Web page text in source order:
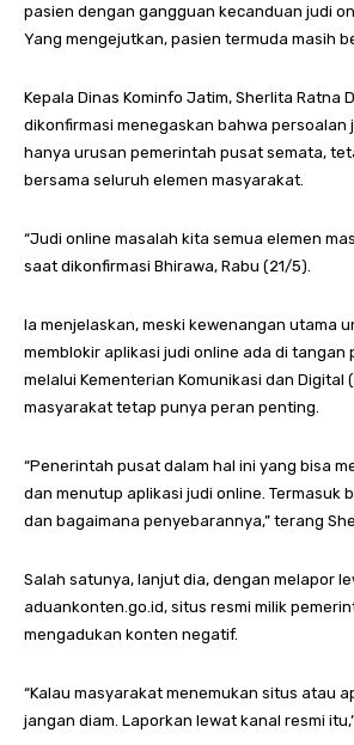
pasien dengan gangguan kecanduan judi
Yang mengejutkan, pasien termuda masih
Kepala Dinas Kominfo Jatim, Sherlita Ratna
dikonfirmasi menegaskan bahwa persoalan
hanya urusan pemerintah pusat semata,
bersama seluruh elemen masyarakat.
“Judi online masalah kita semua elemen
saat dikonfirmasi Bhirawa, Rabu (21/5).
Ia menjelaskan, meski kewenangan utama
memblokir aplikasi judi online ada di tangan
melalui Kementerian Komunikasi dan Digital
masyarakat tetap punya peran penting.
“Penerintah pusat dalam hal ini yang bisa
dan menutup aplikasi judi online. Termasuk
dan bagaimana penyebarannya,” terang
Salah satunya, lanjut dia, dengan melapor
aduankonten.go.id, situs resmi milik
mengadukan konten negatif.
“Kalau masyarakat menemukan situs atau
jangan diam. Laporkan lewat kanal resmi